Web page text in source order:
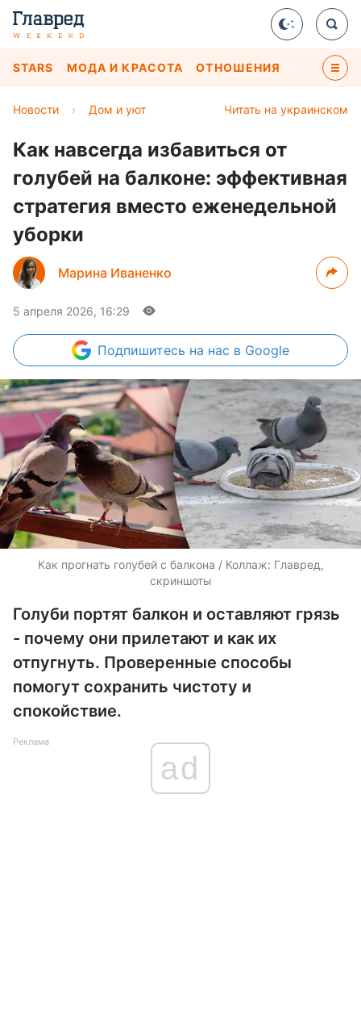
STARS МОДА И КРАСОТА ОТНОШЕНИЯ
Читать на украинском
Новости › Дом и уют
Как навсегда избавиться от
голубей на балконе: эффективная
стратегия вместо еженедельной
уборки
Марина Иваненко
5 апреля 2026, 16:29
Подпишитесь на нас в Google
Как прогнать голубей с балкона / Коллаж: Главред,
скриншоты
Голуби портят балкон и оставляют грязь
- почему они прилетают и как их
отпугнуть. Проверенные способы
помогут сохранить чистоту и
спокойствие.
Реклама
ad